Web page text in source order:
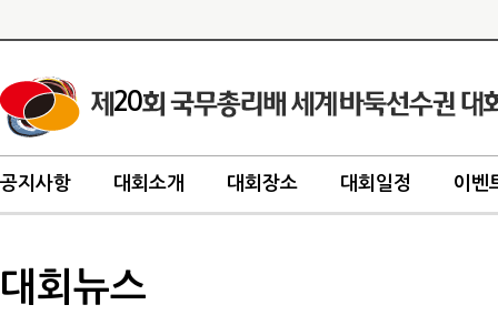
20
공지사항 대회소개 대회장소 대회일정 이벤
대회뉴스